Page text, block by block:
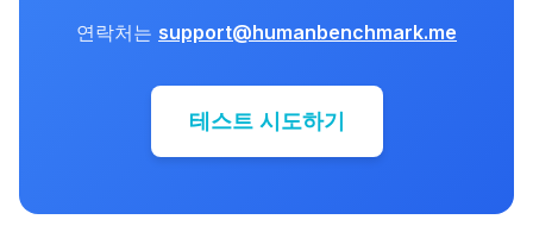
연락처는 support@humanbenchmark.me
테스트 시도하기